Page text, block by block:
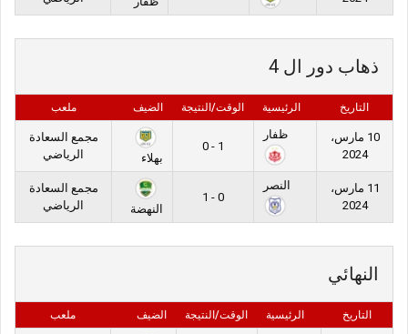
ذهاب دور ال 4
التاريخ الرئيسية الوقت/النتيجة الضيف ملعب
10 مارس،
2024
ظفار
1 - 0
بهلاء
مجمع السعادة
الرياضي
11 مارس،
2024
النصر
0 - 1
النهضة
مجمع السعادة
الرياضي
النهائي
التاريخ الرئيسية الوقت/النتيجة الضيف ملعب